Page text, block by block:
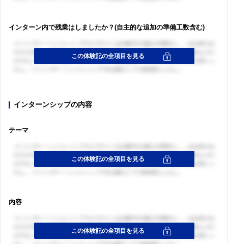
インターン内で残業はしましたか？(自主的な追加の準備工数含む)
インターンシップの内容
テーマ
内容